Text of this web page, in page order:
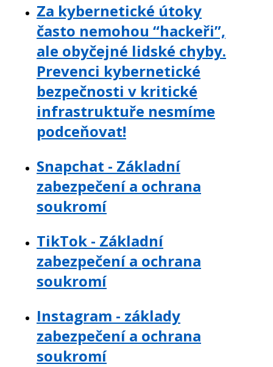
Za kybernetické útoky
často nemohou “hackeři”,
ale obyčejné lidské chyby.
Prevenci kybernetické
bezpečnosti v kritické
infrastruktuře nesmíme
podceňovat!
Snapchat - Základní
zabezpečení a ochrana
soukromí
TikTok - Základní
zabezpečení a ochrana
soukromí
Instagram - základy
zabezpečení a ochrana
soukromí